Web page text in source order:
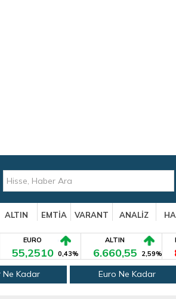
ALTIN EMTİA VARANT ANALİZ
EURO
55,2510 0,43%
ALTIN
6.660,55 2,59%
Ne Kadar Euro Ne Kadar